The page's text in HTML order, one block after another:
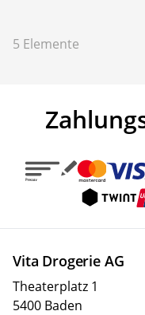
5 Elemente
Vita Drogerie AG
Theaterplatz 1
5400 Baden